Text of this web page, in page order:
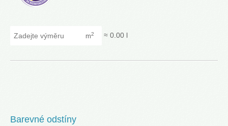
m2 ≈ 0.00 l
Barevné odstíny